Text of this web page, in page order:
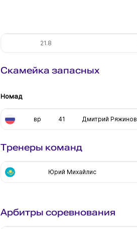
21.8
Скамейка запасных
Номад
вр 41 Дмитрий Ряжинов
Тренеры команд
Юрий Михайлис
Арбитры соревнования